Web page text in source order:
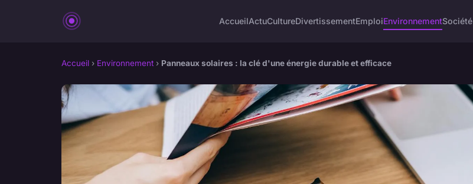
AccueilActuCultureDivertissementEmploiEnvironnementSociété
Accueil › Environnement › Panneaux solaires : la clé d'une énergie durable et efficace